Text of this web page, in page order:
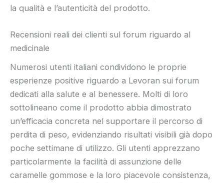
la qualità e l’autenticità del prodotto.
Recensioni reali dei clienti sul forum riguardo al
medicinale
Numerosi utenti italiani condividono le proprie
esperienze positive riguardo a Levoran sui forum
dedicati alla salute e al benessere. Molti di loro
sottolineano come il prodotto abbia dimostrato
un’efficacia concreta nel supportare il percorso di
perdita di peso, evidenziando risultati visibili già dopo
poche settimane di utilizzo. Gli utenti apprezzano
particolarmente la facilità di assunzione delle
caramelle gommose e la loro piacevole consistenza,